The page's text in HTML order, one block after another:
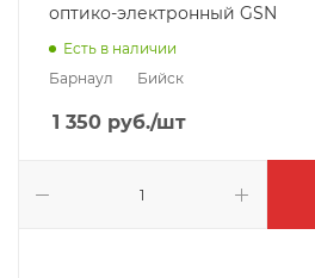
оптико-электронный GSN
Есть в наличии
Барнаул
Бийск
1 350 руб./шт